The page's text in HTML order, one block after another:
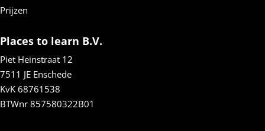
Prijzen
Places to learn B.V.
Piet Heinstraat 12
7511 JE Enschede
KvK 68761538
BTWnr 857580322B01